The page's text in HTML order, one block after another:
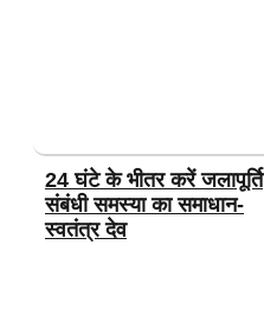
24 घंटे के भीतर करें जलापूर्ति
संबंधी समस्या का समाधान-
स्वतंत्र देव